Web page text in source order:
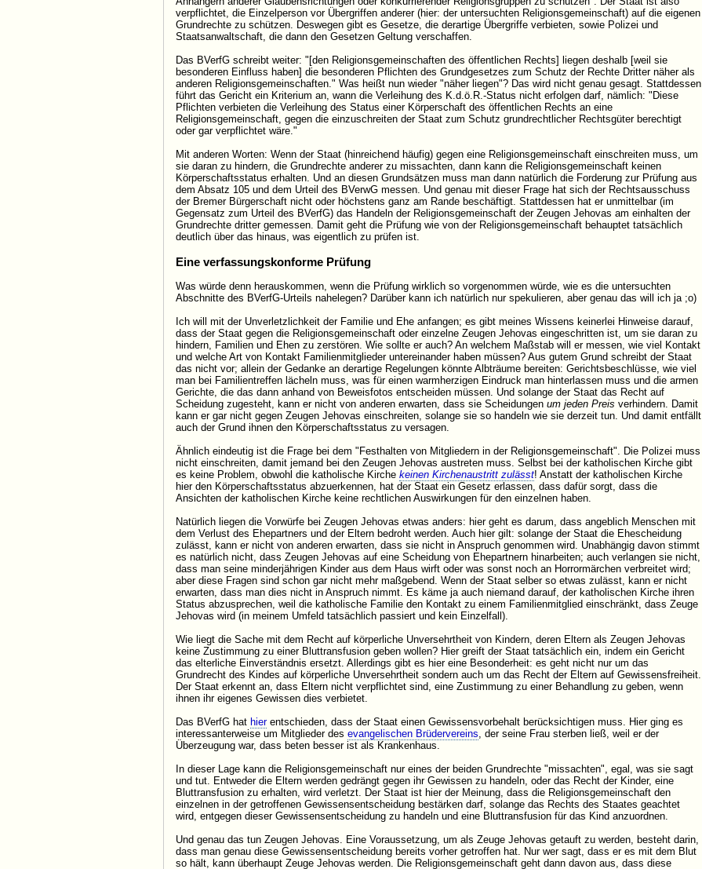
verpflichtet, die Einzelperson vor Übergriffen anderer (hier: der untersuchten Religionsgemeinschaft) auf die eigenen
Grundrechte zu schützen. Deswegen gibt es Gesetze, die derartige Übergriffe verbieten, sowie Polizei und
Staatsanwaltschaft, die dann den Gesetzen Geltung verschaffen.
Das BVerfG schreibt weiter: "[den Religionsgemeinschaften des öffentlichen Rechts] liegen deshalb [weil sie
besonderen Einfluss haben] die besonderen Pflichten des Grundgesetzes zum Schutz der Rechte Dritter näher als
anderen Religionsgemeinschaften." Was heißt nun wieder "näher liegen"? Das wird nicht genau gesagt. Stattdessen
führt das Gericht ein Kriterium an, wann die Verleihung des K.d.ö.R.-Status nicht erfolgen darf, nämlich: "Diese
Pflichten verbieten die Verleihung des Status einer Körperschaft des öffentlichen Rechts an eine
Religionsgemeinschaft, gegen die einzuschreiten der Staat zum Schutz grundrechtlicher Rechtsgüter berechtigt
oder gar verpflichtet wäre."
Mit anderen Worten: Wenn der Staat (hinreichend häufig) gegen eine Religionsgemeinschaft einschreiten muss, um
sie daran zu hindern, die Grundrechte anderer zu missachten, dann kann die Religionsgemeinschaft keinen
Körperschaftsstatus erhalten. Und an diesen Grundsätzen muss man dann natürlich die Forderung zur Prüfung aus
dem Absatz 105 und dem Urteil des BVerwG messen. Und genau mit dieser Frage hat sich der Rechtsausschuss
der Bremer Bürgerschaft nicht oder höchstens ganz am Rande beschäftigt. Stattdessen hat er unmittelbar (im
Gegensatz zum Urteil des BVerfG) das Handeln der Religionsgemeinschaft der Zeugen Jehovas am einhalten der
Grundrechte dritter gemessen. Damit geht die Prüfung wie von der Religionsgemeinschaft behauptet tatsächlich
deutlich über das hinaus, was eigentlich zu prüfen ist.
Eine verfassungskonforme Prüfung
Was würde denn herauskommen, wenn die Prüfung wirklich so vorgenommen würde, wie es die untersuchten
Abschnitte des BVerfG-Urteils nahelegen? Darüber kann ich natürlich nur spekulieren, aber genau das will ich ja ;o)
Ich will mit der Unverletzlichkeit der Familie und Ehe anfangen; es gibt meines Wissens keinerlei Hinweise darauf,
dass der Staat gegen die Religionsgemeinschaft oder einzelne Zeugen Jehovas eingeschritten ist, um sie daran zu
hindern, Familien und Ehen zu zerstören. Wie sollte er auch? An welchem Maßstab will er messen, wie viel Kontakt
und welche Art von Kontakt Familienmitglieder untereinander haben müssen? Aus gutem Grund schreibt der Staat
das nicht vor; allein der Gedanke an derartige Regelungen könnte Albträume bereiten: Gerichtsbeschlüsse, wie viel
man bei Familientreffen lächeln muss, was für einen warmherzigen Eindruck man hinterlassen muss und die armen
Gerichte, die das dann anhand von Beweisfotos entscheiden müssen. Und solange der Staat das Recht auf
Scheidung zugesteht, kann er nicht von anderen erwarten, dass sie Scheidungen um jeden Preis verhindern. Damit
kann er gar nicht gegen Zeugen Jehovas einschreiten, solange sie so handeln wie sie derzeit tun. Und damit entfällt
auch der Grund ihnen den Körperschaftsstatus zu versagen.
Ähnlich eindeutig ist die Frage bei dem "Festhalten von Mitgliedern in der Religionsgemeinschaft". Die Polizei muss
nicht einschreiten, damit jemand bei den Zeugen Jehovas austreten muss. Selbst bei der katholischen Kirche gibt
es keine Problem, obwohl die katholische Kirche keinen Kirchenaustritt zulässt! Anstatt der katholischen Kirche
hier den Körperschaftsstatus abzuerkennen, hat der Staat ein Gesetz erlassen, dass dafür sorgt, dass die
Ansichten der katholischen Kirche keine rechtlichen Auswirkungen für den einzelnen haben.
Natürlich liegen die Vorwürfe bei Zeugen Jehovas etwas anders: hier geht es darum, dass angeblich Menschen mit
dem Verlust des Ehepartners und der Eltern bedroht werden. Auch hier gilt: solange der Staat die Ehescheidung
zulässt, kann er nicht von anderen erwarten, dass sie nicht in Anspruch genommen wird. Unabhängig davon stimmt
es natürlich nicht, dass Zeugen Jehovas auf eine Scheidung von Ehepartnern hinarbeiten; auch verlangen sie nicht,
dass man seine minderjährigen Kinder aus dem Haus wirft oder was sonst noch an Horrormärchen verbreitet wird;
aber diese Fragen sind schon gar nicht mehr maßgebend. Wenn der Staat selber so etwas zulässt, kann er nicht
erwarten, dass man dies nicht in Anspruch nimmt. Es käme ja auch niemand darauf, der katholischen Kirche ihren
Status abzusprechen, weil die katholische Familie den Kontakt zu einem Familienmitglied einschränkt, dass Zeuge
Jehovas wird (in meinem Umfeld tatsächlich passiert und kein Einzelfall).
Wie liegt die Sache mit dem Recht auf körperliche Unversehrtheit von Kindern, deren Eltern als Zeugen Jehovas
keine Zustimmung zu einer Bluttransfusion geben wollen? Hier greift der Staat tatsächlich ein, indem ein Gericht
das elterliche Einverständnis ersetzt. Allerdings gibt es hier eine Besonderheit: es geht nicht nur um das
Grundrecht des Kindes auf körperliche Unversehrtheit sondern auch um das Recht der Eltern auf Gewissensfreiheit.
Der Staat erkennt an, dass Eltern nicht verpflichtet sind, eine Zustimmung zu einer Behandlung zu geben, wenn
ihnen ihr eigenes Gewissen dies verbietet.
Das BVerfG hat hierentschieden, dass der Staat einen Gewissensvorbehalt berücksichtigen muss. Hier ging es
interessanterweise um Mitglieder des evangelischen Brüdervereins , der seine Frau sterben ließ, weil er der
Überzeugung war, dass beten besser ist als Krankenhaus.
In dieser Lage kann die Religionsgemeinschaft nur eines der beiden Grundrechte "missachten", egal, was sie sagt
und tut. Entweder die Eltern werden gedrängt gegen ihr Gewissen zu handeln, oder das Recht der Kinder, eine
Bluttransfusion zu erhalten, wird verletzt. Der Staat ist hier der Meinung, dass die Religionsgemeinschaft den
einzelnen in der getroffenen Gewissensentscheidung bestärken darf, solange das Rechts des Staates geachtet
wird, entgegen dieser Gewissensentscheidung zu handeln und eine Bluttransfusion für das Kind anzuordnen.
Und genau das tun Zeugen Jehovas. Eine Voraussetzung, um als Zeuge Jehovas getauft zu werden, besteht darin,
dass man genau diese Gewissensentscheidung bereits vorher getroffen hat. Nur wer sagt, dass er es mit dem Blut
so hält, kann überhaupt Zeuge Jehovas werden. Die Religionsgemeinschaft geht dann davon aus, dass diese